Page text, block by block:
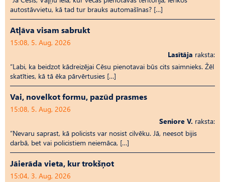
autostāvvietu, kā tad tur brauks automašīnas? […]
Atļāva visam sabrukt
15:08, 5. Aug, 2026
Lasītāja raksta:
“Labi, ka beidzot kādreizējai Cēsu pienotavai būs cits saimnieks. Žēl
skatīties, kā tā ēka pārvērtusies […]
Vai, novelkot formu, pazūd prasmes
15:08, 5. Aug, 2026
Seniore V. raksta:
“Nevaru saprast, kā policists var nosist cilvēku. Jā, neesot bijis
darbā, bet vai policistiem neiemāca, […]
Jāierāda vieta, kur trokšņot
15:04, 3. Aug, 2026